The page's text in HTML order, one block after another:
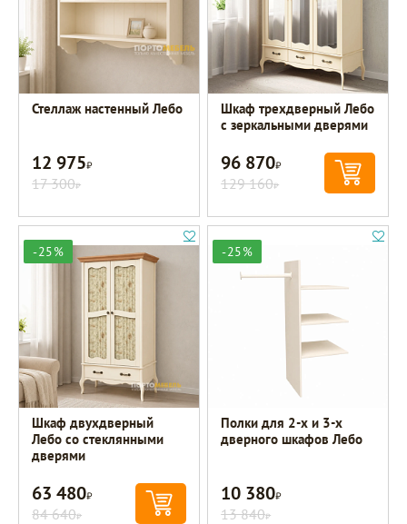
Стеллаж настенный Лебо
12 975Р
17 300Р
Шкаф трехдверный Лебо
с зеркальными дверями
96 870Р
129 160Р
-25%
Шкаф двухдверный
Лебо со стеклянными
дверями
63 480Р
84 640Р
-25%
Полки для 2-х и 3-х
дверного шкафов Лебо
10 380Р
13 840Р